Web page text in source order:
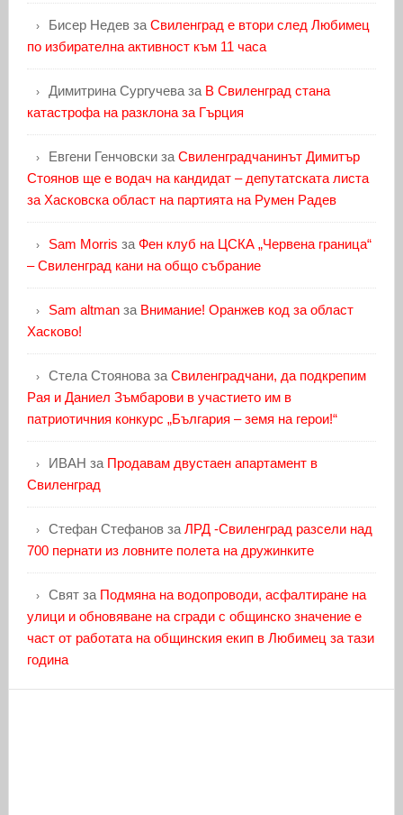
Бисер Недевза Свиленград е втори след Любимец
по избирателна активност към 11 часа
Димитрина Сургучеваза В Свиленград стана
катастрофа на разклона за Гърция
Евгени Генчовскиза Свиленградчанинът Димитър
Стоянов ще е водач на кандидат – депутатската листа
за Хасковска област на партията на Румен Радев
Sam Morris за Фен клуб на ЦСКА „Червена граница“
– Свиленград кани на общо събрание
Sam altmanза Внимание! Оранжев код за област
Хасково!
Стела Стояноваза Свиленградчани, да подкрепим
Рая и Даниел Зъмбарови в участието им в
патриотичния конкурс „България – земя на герои!“
ИВАН за Продавам двустаен апартамент в
Свиленград
Стефан Стефановза ЛРД -Свиленград разсели над
700 пернати из ловните полета на дружинките
Святза Подмяна на водопроводи, асфалтиране на
улици и обновяване на сгради с общинско значение е
част от работата на общинския екип в Любимец за тази
година